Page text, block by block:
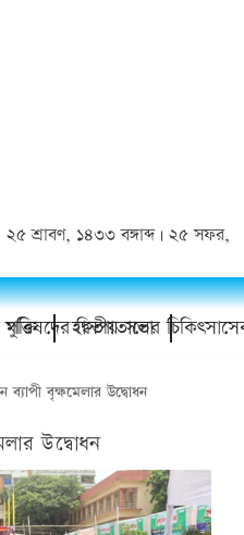
শ্রাবণ, ১৪৩৩ বঙ্গাব্দ | ২৫ সফর,
হাসপাতালের
দ্বিতীয় সভা
ব্যাপী বৃক্ষমেলার উদ্বোধন
উদ্বোধন